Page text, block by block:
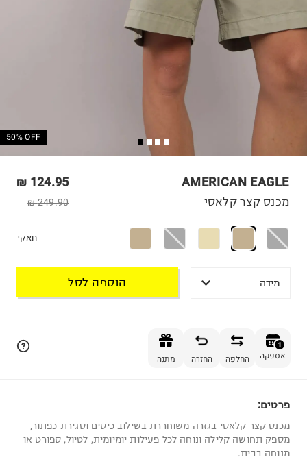
50% OFF
AMERICAN EAGLE
124.95 ₪
249.90 ₪ מכנס קצר קלאסי
חאקי
מידה הוספה לסל
1
אספקה החלפה החזרה מתנה
פרטים:
מכנס קצר קלאסי בגזרה משוחררת בשילוב כיסים וסגירת כפתור,
מספק תחושה קלילה ונוחה לכל פעילות יומיומית, לטיול, ספורט או
מנוחה בבית.